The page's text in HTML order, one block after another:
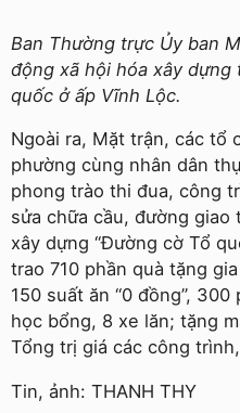
Ban Thường trực Ủy ban
động xã hội hóa xây
quốc ở ấp Vĩnh Lộc.
Ngoài ra, Mặt trận, các tổ
phường cùng nhân dân
phong trào thi đua, công
sửa chữa cầu, đường
xây dựng “Đường cờ Tổ
trao 710 phần quà tặng
150 suất ăn “0 đồng”,
học bổng, 8 xe lăn; tặng
Tổng trị giá các công
Tin, ảnh: THANH THY